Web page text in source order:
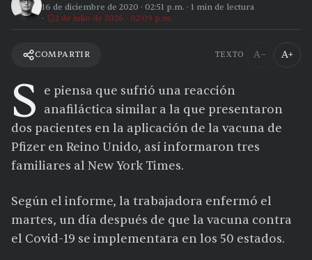
16 de diciembre de 2020 · 02:51 p.m. · 1 min de lectura
2 de julio de 2026 · 02:09 p.m.
COMPARTIR TEXTO A− A+
S
e piensa que sufrió una reacción
anafiláctica similar a la que presentaron
dos pacientes en la aplicación de la vacuna de
Pfizer en Reino Unido, así informaron tres
familiares al New York Times.
Según el informe, la trabajadora enfermó el
martes, un día después de que la vacuna contra
el Covid-19 se implementara en los 50 estados.